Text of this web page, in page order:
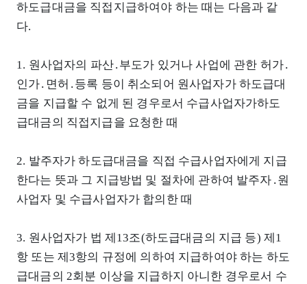
하도급대금을 직접지급하여야 하는 때는 다음과 같
다.
1. 원사업자의 파산․부도가 있거나 사업에 관한 허가․
인가․면허․등록 등이 취소되어 원사업자가 하도급대
금을 지급할 수 없게 된 경우로서 수급사업자가하도
급대금의 직접지급을 요청한 때
2. 발주자가 하도급대금을 직접 수급사업자에게 지급
한다는 뜻과 그 지급방법 및 절차에 관하여 발주자․원
사업자 및 수급사업자가 합의한 때
3. 원사업자가 법 제13조(하도급대금의 지급 등) 제1
항 또는 제3항의 규정에 의하여 지급하여야 하는 하도
급대금의 2회분 이상을 지급하지 아니한 경우로서 수